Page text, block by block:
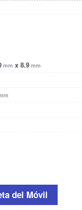
mm x 8.9 mm
del Móvil